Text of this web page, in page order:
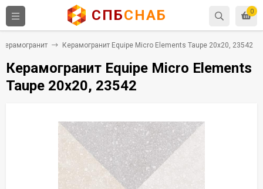
0
СПБСНАБ
Керамогранит Керамогранит Equipe Micro Elements Taupe 20x20, 23542
Керамогранит Equipe Micro Elements
Taupe 20x20, 23542